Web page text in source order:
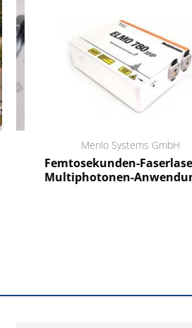
Menlo Systems GmbH
Femtosekunden-
Multiphotonen-